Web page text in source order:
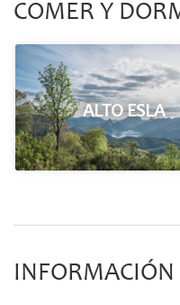
COMER Y
ALTO ESLA